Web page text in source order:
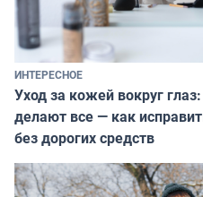
ИНТЕРЕСНОЕ
Уход за кожей вокруг
делают все — как
без дорогих средств